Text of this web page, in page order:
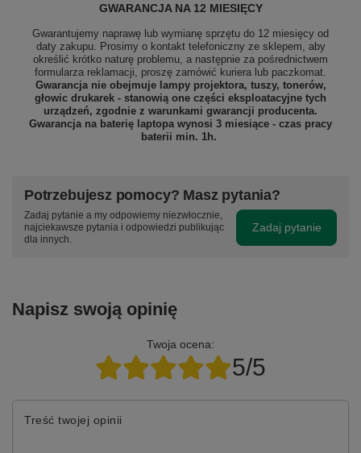
GWARANCJA NA 12 MIESIĘCY
Gwarantujemy naprawę lub wymianę sprzętu do 12 miesięcy od
daty zakupu. Prosimy o kontakt telefoniczny ze sklepem, aby
określić krótko naturę problemu, a następnie za pośrednictwem
formularza reklamacji, proszę zamówić kuriera lub paczkomat.
Gwarancja nie obejmuje lampy projektora, tuszy, tonerów,
głowic drukarek - stanowią one części eksploatacyjne tych
urządzeń, zgodnie z warunkami gwarancji producenta.
Gwarancja na baterię laptopa wynosi 3 miesiące - czas pracy
baterii min. 1h.
Potrzebujesz pomocy? Masz pytania?
Zadaj pytanie a my odpowiemy niezwłocznie,
najciekawsze pytania i odpowiedzi publikując
dla innych.
Zadaj pytanie
Napisz swoją opinię
Twoja ocena:
5/5
Treść twojej opinii